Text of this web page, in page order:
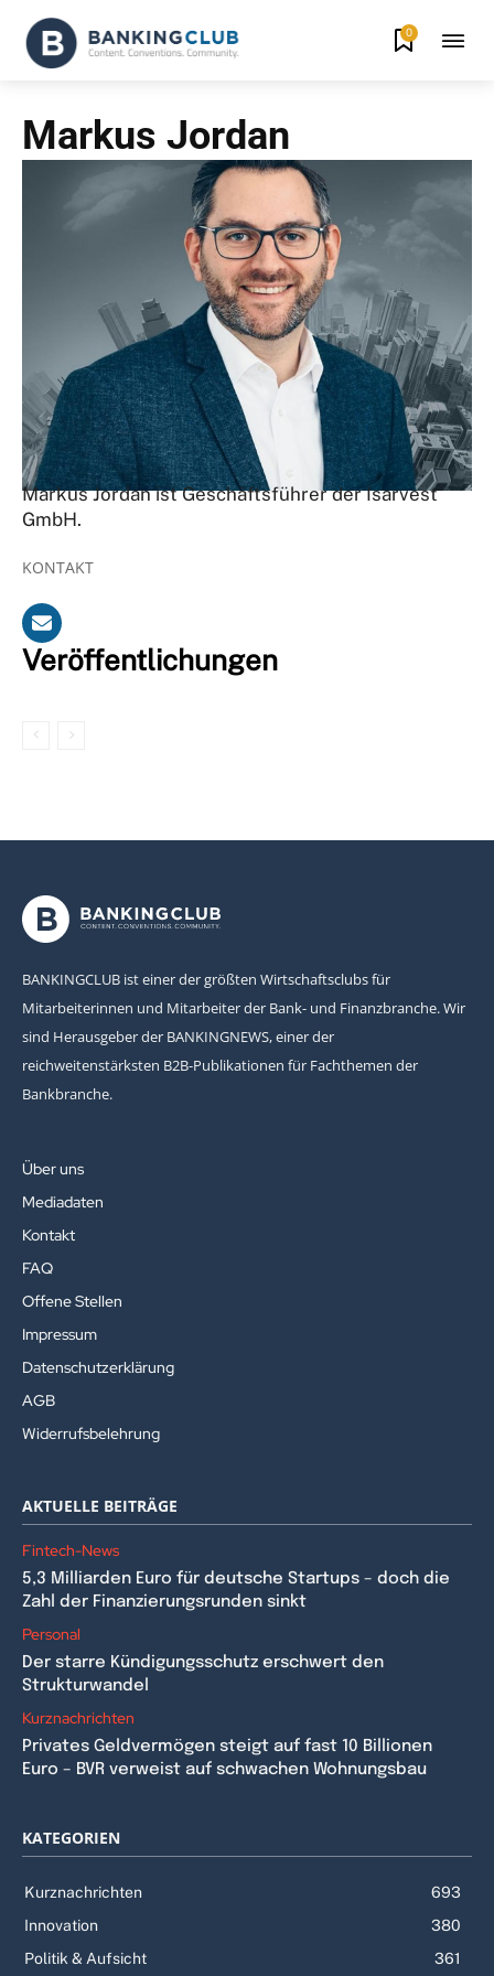
0
Markus Jordan
Markus Jordan ist Geschäftsführer der Isarvest
GmbH.
KONTAKT
Veröffentlichungen
BANKINGCLUB ist einer der größten Wirtschaftsclubs für
Mitarbeiterinnen und Mitarbeiter der Bank- und Finanzbranche. Wir
sind Herausgeber der BANKINGNEWS, einer der
reichweitenstärksten B2B-Publikationen für Fachthemen der
Bankbranche.
Über uns
Mediadaten
Kontakt
FAQ
Offene Stellen
Impressum
Datenschutzerklärung
AGB
Widerrufsbelehrung
AKTUELLE BEITRÄGE
Fintech-News
5,3 Milliarden Euro für deutsche Startups – doch die
Zahl der Finanzierungsrunden sinkt
Personal
Der starre Kündigungsschutz erschwert den
Strukturwandel
Kurznachrichten
Privates Geldvermögen steigt auf fast 10 Billionen
Euro – BVR verweist auf schwachen Wohnungsbau
KATEGORIEN
Kurznachrichten
693
Innovation
380
Politik & Aufsicht
361